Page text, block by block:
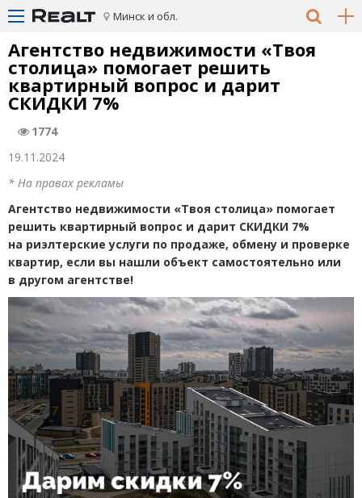
Минск и обл.
Агентство недвижимости «Твоя
столица» помогает решить
квартирный вопрос и дарит
СКИДКИ 7%
1774
19.11.2024
* На правах рекламы
Агентство недвижимости «Твоя столица» помогает
решить квартирный вопрос и дарит СКИДКИ 7%
на риэлтерские услуги по продаже, обмену и проверке
квартир, если вы нашли объект самостоятельно или
в другом агентстве!